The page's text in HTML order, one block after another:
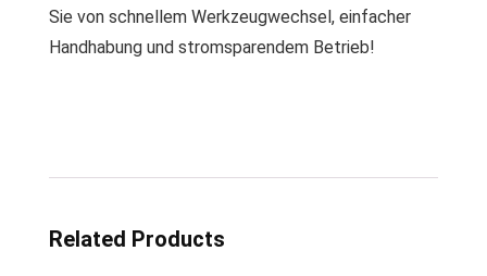
Sie von schnellem Werkzeugwechsel, einfacher
Handhabung und stromsparendem Betrieb!
Related Products